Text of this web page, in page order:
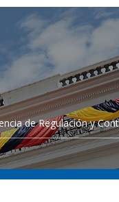
de Regulación y